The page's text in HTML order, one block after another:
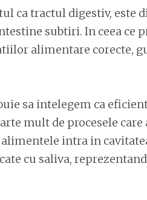
ca tractul digestiv, este
subtiri. In ceea ce
alimentare corecte,
sa intelegem ca
mult de procesele
intra in
cu saliva,